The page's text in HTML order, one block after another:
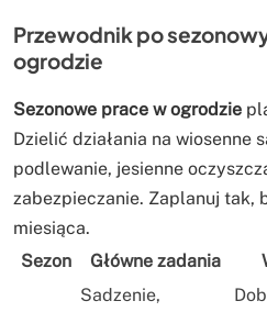
Przewodnik po
ogrodzie
Sezonowe prace w ogrodzie
Dzielić działania na wiosenne
podlewanie, jesienne
zabezpieczanie. Zaplanuj tak,
miesiąca.
Sezon
Główne zadania
Sadzenie,